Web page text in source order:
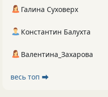
Галина Суховерх
Константин Балухта
Валентина_Захарова
весь топ ⮕